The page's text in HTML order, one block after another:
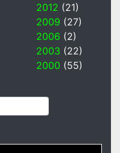
2012 (21)
2009 (27)
2006 (2)
2003 (22)
2000 (55)